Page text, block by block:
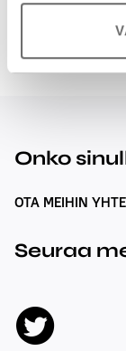
Onko
OTA MEIHIN
Seuraa